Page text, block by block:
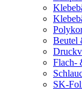
Beutel
Flach-
SK-